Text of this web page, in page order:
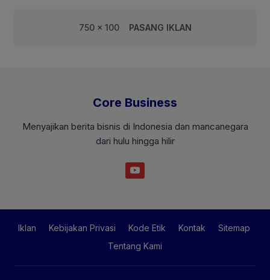
750 x 100 PASANG IKLAN
Core Business
Menyajikan berita bisnis di Indonesia dan mancanegara
dari hulu hingga hilir
Iklan Kebijakan Privasi Kode Etik Kontak
Sitemap
Tentang Kami